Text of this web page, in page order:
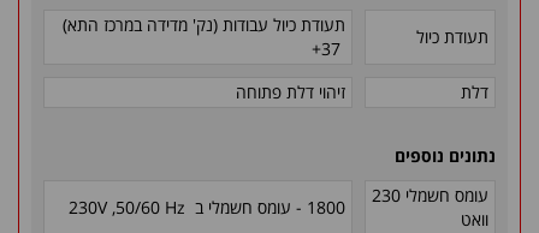
תעודת כיול
תעודת כיול עבודות (נק' מדידה במרכז התא)
דלת
זיהוי דלת פתוחה
נתונים נוספים
עומס חשמלי 230
וואט
1800 - עומס חשמלי ב 230V ,50/60 Hz